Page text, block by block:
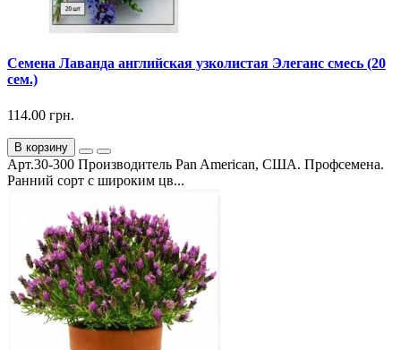
Семена Лаванда английская узколистая Элеганс смесь (20
сем.)
114.00 грн.
В корзину
Арт.30-300 Производитель Pan American, США. Профсемена.
Ранний сорт с широким цв...